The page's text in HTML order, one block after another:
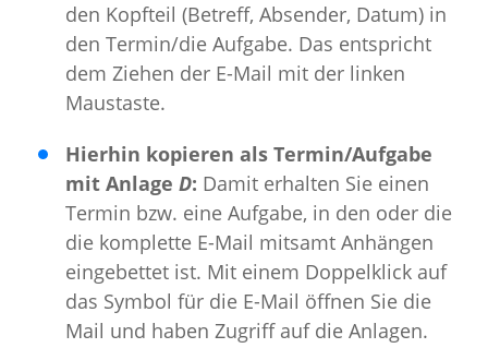
den Kopfteil (Betreff, Absender, Datum) in
den Termin/die Aufgabe. Das entspricht
dem Ziehen der E-Mail mit der linken
Maustaste.
Hierhin kopieren als Termin/Aufgabe
mit Anlage D: Damit erhalten Sie einen
Termin bzw. eine Aufgabe, in den oder die
die komplette E-Mail mitsamt Anhängen
eingebettet ist. Mit einem Doppelklick auf
das Symbol für die E-Mail öffnen Sie die
Mail und haben Zugriff auf die Anlagen.